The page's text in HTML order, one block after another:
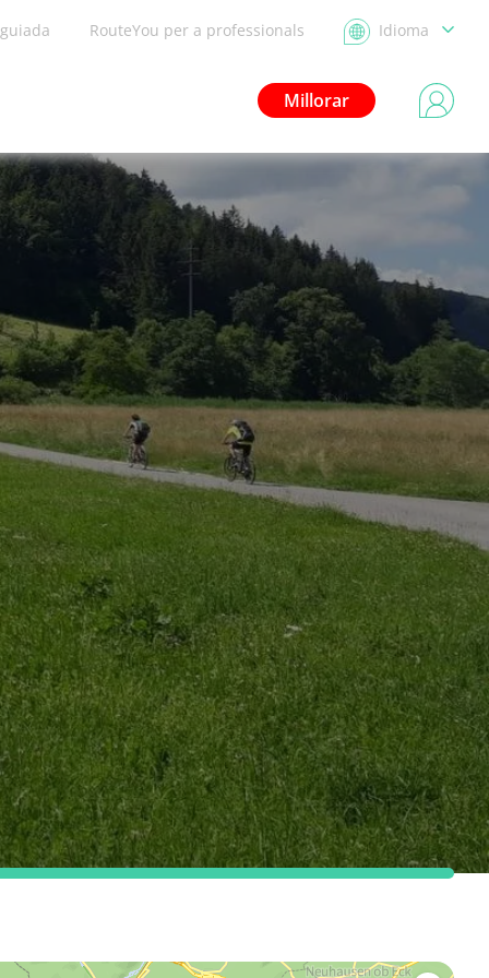
RouteYou per a professionals Idioma
Millorar